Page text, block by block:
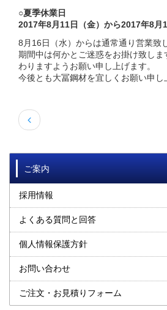
○夏季休業日
2017年8月11日（金）から2017年8月
8月16日（水）からは通常通り営業致
期間中は何かとご迷惑をお掛け致し
わりますようお願い申し上げます。
今後とも大冨鋼材を宜しくお願い申し

ご案内
採用情報
よくある質問と回答
個人情報保護方針
お問い合わせ
ご注文・お見積りフォーム